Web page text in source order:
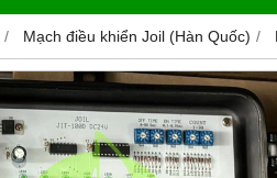
Mạch điều khiển Joil (Hàn Quốc)